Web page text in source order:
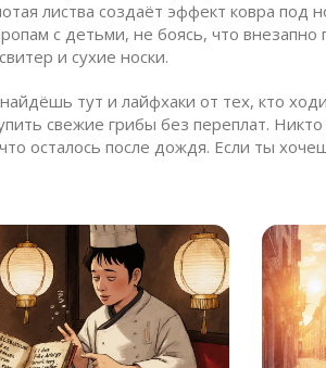
листва создаёт эффект ковра под
с детьми, не боясь, что
и сухие носки.
тут и лайфхаки от тех, кто
свежие грибы без переплат.
осталось после дождя. Если ты